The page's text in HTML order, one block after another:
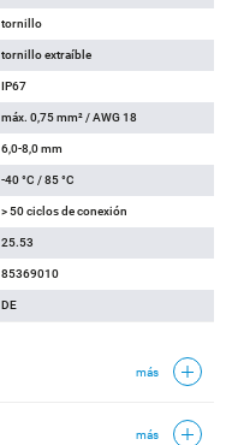
tornillo
tornillo extraíble
IP67
máx. 0,75 mm² / AWG 18
6,0-8,0 mm
-40 °C / 85 °C
> 50 ciclos de conexión
25.53
85369010
DE
más
más